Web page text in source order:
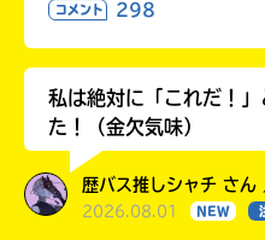
コメント 298
私は絶対に「これだ！
た！（金欠気味）
歴バス推しシャチ さ
2026.08.01 NEW